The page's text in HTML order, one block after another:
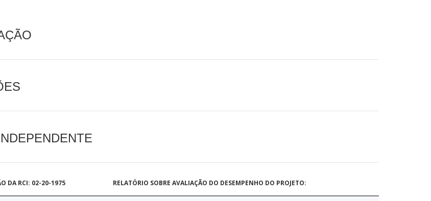
DA RCI: 02-20-1975 RELATÓRIO SOBRE AVALIAÇÃO DO DESEMPENHO DO PROJETO: